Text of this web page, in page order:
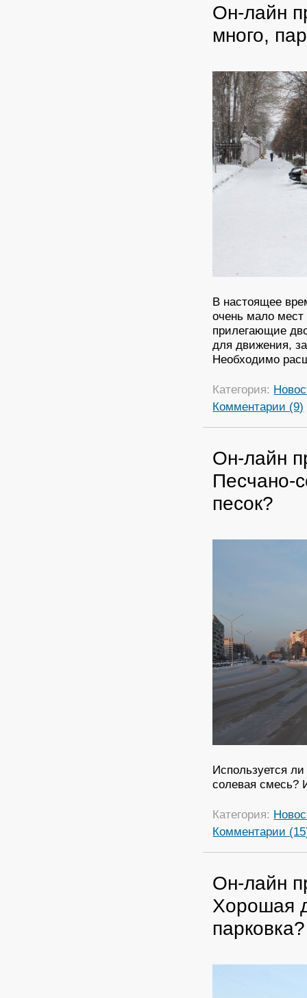
Он-лайн
много,
В настоящее
очень мало
прилегающие
для движения,
Необходимо
Категория:
Комментарии (9)
Он-лайн
Песчано-
песок?
Используется
солевая смесь?
Категория:
Комментарии
Он-лайн
Хорошая
парковка?